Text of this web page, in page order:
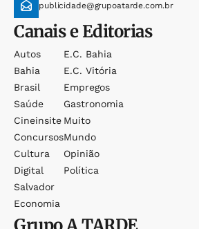
publicidade@grupoatarde.com.br
Canais e Editorias
Autos
Bahia
Brasil
Saúde
Cineinsite
Concursos
Cultura
Digital
Salvador
Economia
E.c. Bahia
E.c. Vitória
Empregos
Gastronomia
Muito
Mundo
Opinião
Política